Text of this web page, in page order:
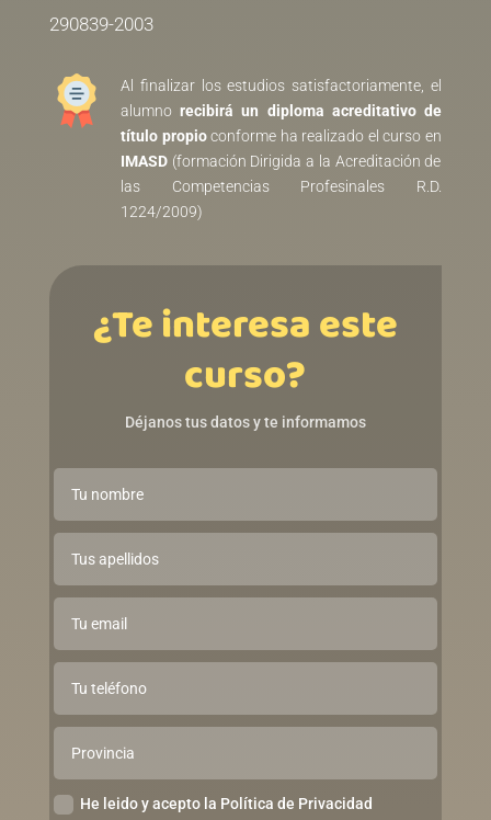
290839-2003
Al finalizar los estudios satisfactoriamente, el
alumnorecibirá un diploma acreditativo de
título propioconforme ha realizado el curso en
IMASD(formación Dirigida a la Acreditación de
las Competencias Profesinales R.D.
1224/2009)
¿Te interesa este
curso?
Déjanos tus datos y te informamos
He leido y acepto la Política de Privacidad